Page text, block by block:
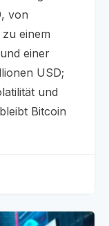
von
einem
einer
USD;
und
Bitcoin